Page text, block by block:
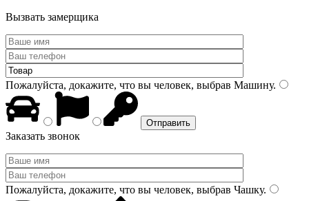
Вызвать замерщика
Пожалуйста, докажите, что вы человек, выбрав Машину.
Заказать звонок
Пожалуйста, докажите, что вы человек, выбрав Чашку.